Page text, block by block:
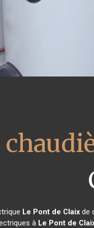
Le Pont de Claixde
à Le Pont de